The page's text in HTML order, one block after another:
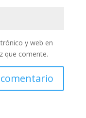
y web en
que comente.